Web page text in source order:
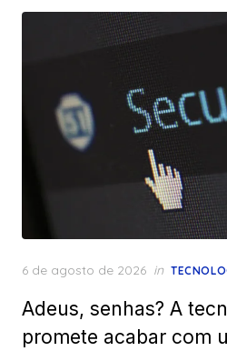
Posted
6 de agosto de 2026 in
Adeus, senhas? A
promete acabar com